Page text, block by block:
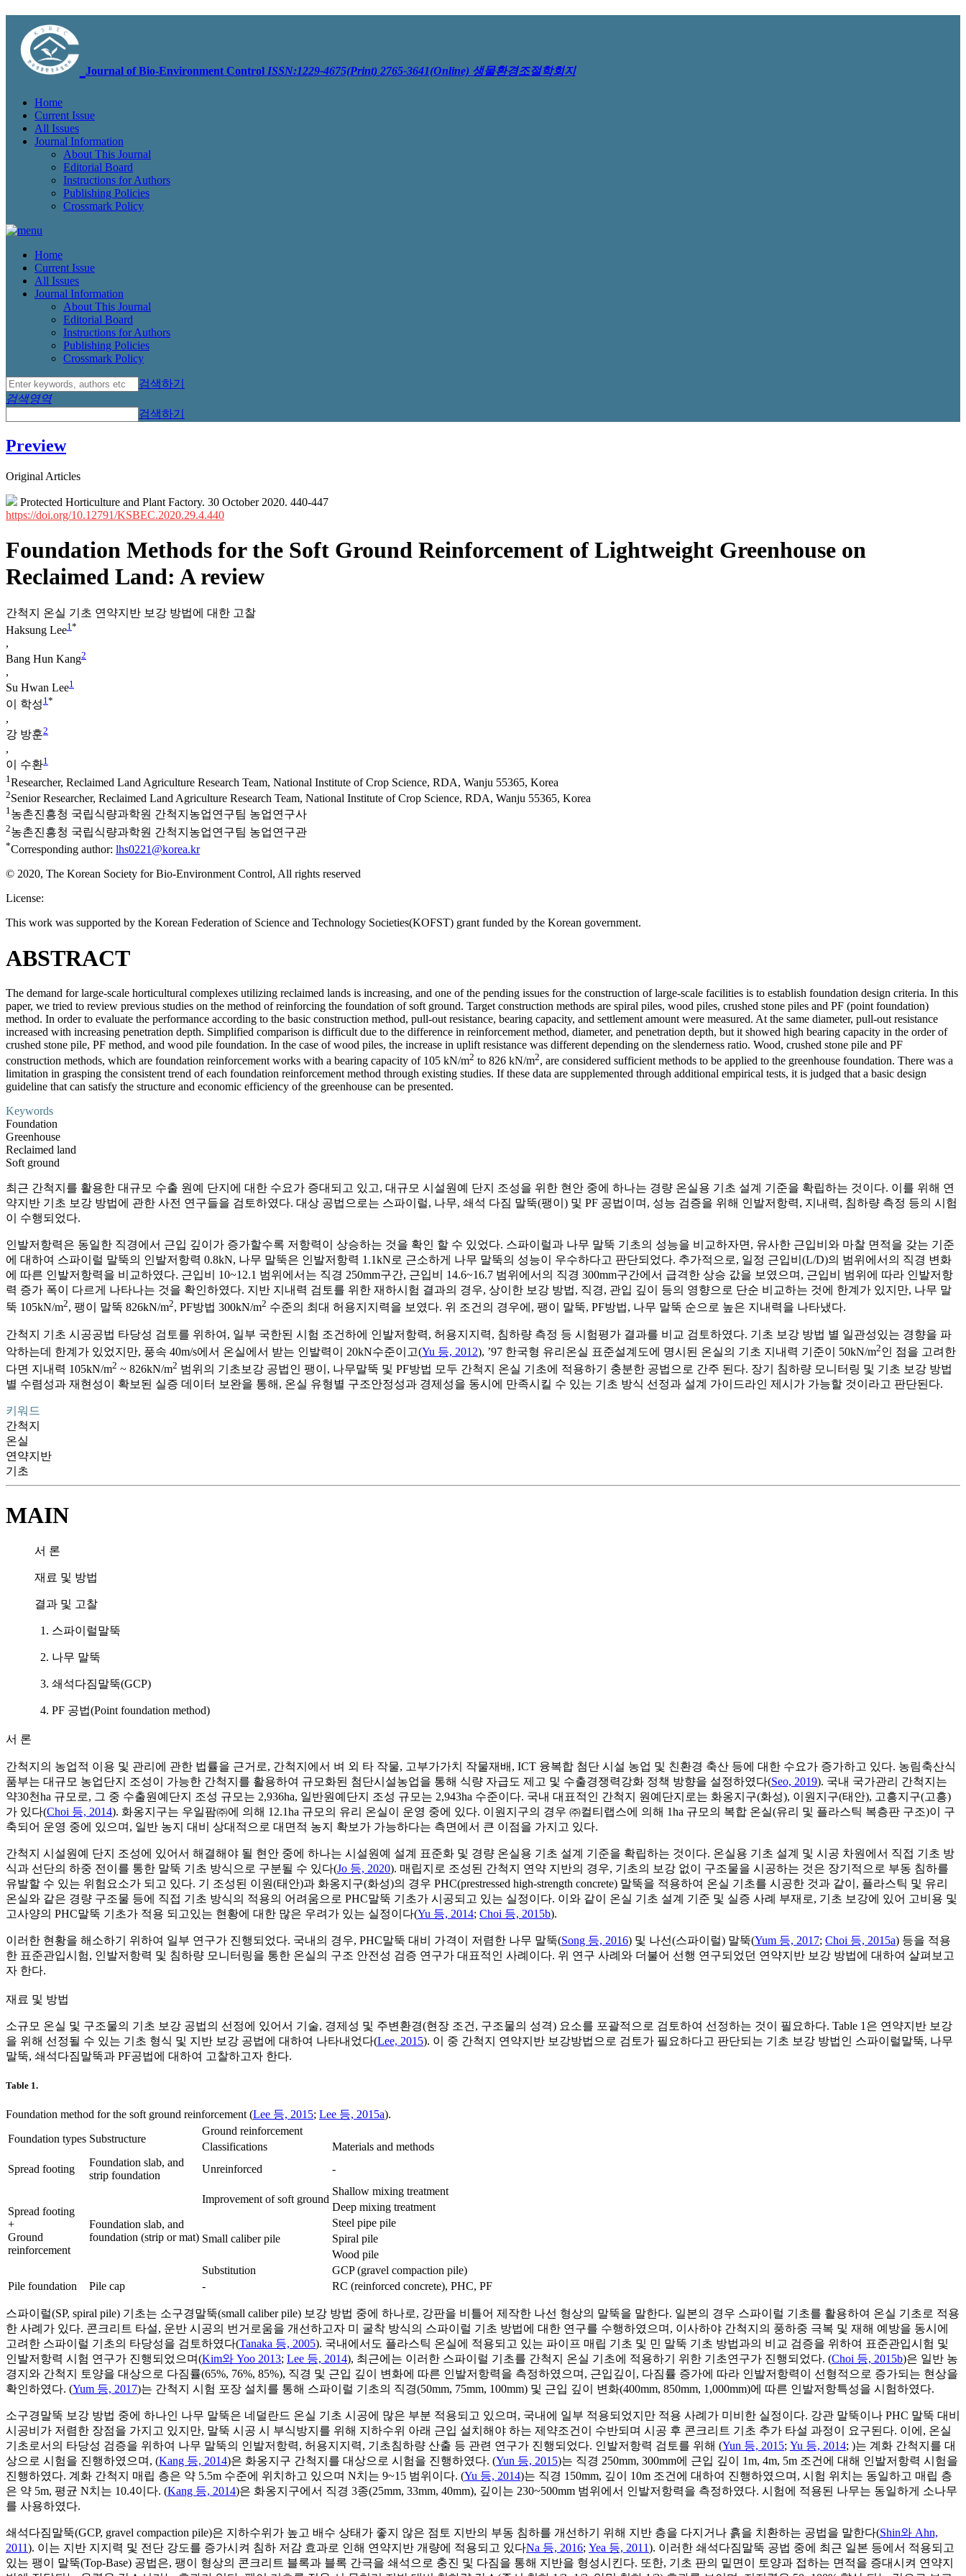
Journal of Bio-Environment Control ISSN:1229-4675(Print) 2765-3641(Online) 생물환경조절학회지
Home
Current Issue
All Issues
Journal Information
About This Journal
Editorial Board
Instructions for Authors
Publishing Policies
Crossmark Policy
Home
Current Issue
All Issues
Journal Information
About This Journal
Editorial Board
Instructions for Authors
Publishing Policies
Crossmark Policy
검색하기
검색영역
검색하기
Preview
Original Articles
Protected Horticulture and Plant Factory. 30 October 2020. 440-447
https://doi.org/10.12791/KSBEC.2020.29.4.440
Foundation Methods for the Soft Ground Reinforcement of Lightweight Greenhouse on
Reclaimed Land: A review
간척지 온실 기초 연약지반 보강 방법에 대한 고찰
Haksung Lee1 *
,
Bang Hun Kang2
,
Su Hwan Lee1
이 학성 1 *
,
강 방훈2
,
이 수환1
1 Researcher, Reclaimed Land Agriculture Research Team, National Institute of Crop Science, RDA, Wanju 55365, Korea
2Senior Researcher, Reclaimed Land Agriculture Research Team, National Institute of Crop Science, RDA, Wanju 55365, Korea
1농촌진흥청 국립식량과학원 간척지농업연구팀 농업연구사
2농촌진흥청 국립식량과학원 간척지농업연구팀 농업연구관
*Corresponding author: lhs0221@korea.kr
© 2020, The Korean Society for Bio-Environment Control, All rights reserved
License:
This work was supported by the Korean Federation of Science and Technology Societies(KOFST) grant funded by the Korean government.
ABSTRACT
The demand for large-scale horticultural complexes utilizing reclaimed lands is increasing, and one of the pending issues for the construction of large-scale facilities is to establish foundation design criteria. In this
paper, we tried to review previous studies on the method of reinforcing the foundation of soft ground. Target construction methods are spiral piles, wood piles, crushed stone piles and PF (point foundation)
method. In order to evaluate the performance according to the basic construction method, pull-out resistance, bearing capacity, and settlement amount were measured. At the same diameter, pull-out resistance
increased with increasing penetration depth. Simplified comparison is difficult due to the difference in reinforcement method, diameter, and penetration depth, but it showed high bearing capacity in the order of
crushed stone pile, PF method, and wood pile foundation. In the case of wood piles, the increase in uplift resistance was different depending on the slenderness ratio. Wood, crushed stone pile and PF
construction methods, which are foundation reinforcement works with a bearing capacity of 105 kN/m2 to 826 kN/m2, are considered sufficient methods to be applied to the greenhouse foundation. There was a
limitation in grasping the consistent trend of each foundation reinforcement method through existing studies. If these data are supplemented through additional empirical tests, it is judged that a basic design
guideline that can satisfy the structure and economic efficiency of the greenhouse can be presented.
Keywords
Foundation
Greenhouse
Reclaimed land
Soft ground
최근 간척지를 활용한 대규모 수출 원예 단지에 대한 수요가 증대되고 있고, 대규모 시설원예 단지 조성을 위한 현안 중에 하나는 경량 온실용 기초 설계 기준을 확립하는 것이다. 이를 위해 연
약지반 기초 보강 방법에 관한 사전 연구들을 검토하였다. 대상 공법으로는 스파이럴, 나무, 쇄석 다짐 말뚝(팽이) 및 PF 공법이며, 성능 검증을 위해 인발저항력, 지내력, 침하량 측정 등의 시험
이 수행되었다.
인발저항력은 동일한 직경에서 근입 깊이가 증가할수록 저항력이 상승하는 것을 확인 할 수 있었다. 스파이럴과 나무 말뚝 기초의 성능을 비교하자면, 유사한 근입비와 마찰 면적을 갖는 기준
에 대하여 스파이럴 말뚝의 인발저항력 0.8kN, 나무 말뚝은 인발저항력 1.1kN로 근소하게 나무 말뚝의 성능이 우수하다고 판단되었다. 추가적으로, 일정 근입비(L/D)의 범위에서의 직경 변화
에 따른 인발저항력을 비교하였다. 근입비 10~12.1 범위에서는 직경 250mm구간, 근입비 14.6~16.7 범위에서의 직경 300mm구간에서 급격한 상승 값을 보였으며, 근입비 범위에 따라 인발저항
력 증가 폭이 다르게 나타나는 것을 확인하였다. 지반 지내력 검토를 위한 재하시험 결과의 경우, 상이한 보강 방법, 직경, 관입 깊이 등의 영향으로 단순 비교하는 것에 한계가 있지만, 나무 말
뚝 105kN/m2, 팽이 말뚝 826kN/m2, PF방법 300kN/m2 수준의 최대 허용지지력을 보였다. 위 조건의 경우에, 팽이 말뚝, PF방법, 나무 말뚝 순으로 높은 지내력을 나타냈다.
간척지 기초 시공공법 타당성 검토를 위하여, 일부 국한된 시험 조건하에 인발저항력, 허용지지력, 침하량 측정 등 시험평가 결과를 비교 검토하였다. 기초 보강 방법 별 일관성있는 경향을 파
악하는데 한계가 있었지만, 풍속 40m/s에서 온실에서 받는 인발력이 20kN수준이고(Yu 등, 2012), ’97 한국형 유리온실 표준설계도에 명시된 온실의 기초 지내력 기준이 50kN/m2인 점을 고려한
다면 지내력 105kN/m2 ~ 826kN/m2 범위의 기초보강 공법인 팽이, 나무말뚝 및 PF방법 모두 간척지 온실 기초에 적용하기 충분한 공법으로 간주 된다. 장기 침하량 모니터링 및 기초 보강 방법
별 수렴성과 재현성이 확보된 실증 데이터 보완을 통해, 온실 유형별 구조안정성과 경제성을 동시에 만족시킬 수 있는 기초 방식 선정과 설계 가이드라인 제시가 가능할 것이라고 판단된다.
키워드
간척지
온실
연약지반
기초
MAIN
서 론
재료 및 방법
결과 및 고찰
1. 스파이럴말뚝
2. 나무 말뚝
3. 쇄석다짐말뚝(GCP)
4. PF 공법(Point foundation method)
서 론
간척지의 농업적 이용 및 관리에 관한 법률을 근거로, 간척지에서 벼 외 타 작물, 고부가가치 작물재배, ICT 융복합 첨단 시설 농업 및 친환경 축산 등에 대한 수요가 증가하고 있다. 농림축산식
품부는 대규모 농업단지 조성이 가능한 간척지를 활용하여 규모화된 첨단시설농업을 통해 식량 자급도 제고 및 수출경쟁력강화 정책 방향을 설정하였다(Seo, 2019). 국내 국가관리 간척지는
약30천ha 규모로, 그 중 수출원예단지 조성 규모는 2,936ha, 일반원예단지 조성 규모는 2,943ha 수준이다. 국내 대표적인 간척지 원예단지로는 화옹지구(화성), 이원지구(태안), 고흥지구(고흥)
가 있다(Choi 등, 2014). 화옹지구는 우일팜㈜에 의해 12.1ha 규모의 유리 온실이 운영 중에 있다. 이원지구의 경우 ㈜컬티랩스에 의해 1ha 규모의 복합 온실(유리 및 플라스틱 복층판 구조)이 구
축되어 운영 중에 있으며, 일반 농지 대비 상대적으로 대면적 농지 확보가 가능하다는 측면에서 큰 이점을 가지고 있다.
간척지 시설원예 단지 조성에 있어서 해결해야 될 현안 중에 하나는 시설원예 설계 표준화 및 경량 온실용 기초 설계 기준을 확립하는 것이다. 온실용 기초 설계 및 시공 차원에서 직접 기초 방
식과 선단의 하중 전이를 통한 말뚝 기초 방식으로 구분될 수 있다(Jo 등, 2020). 매립지로 조성된 간척지 연약 지반의 경우, 기초의 보강 없이 구조물을 시공하는 것은 장기적으로 부동 침하를
유발할 수 있는 위험요소가 되고 있다. 기 조성된 이원(태안)과 화옹지구(화성)의 경우 PHC(prestressed high-strength concrete) 말뚝을 적용하여 온실 기초를 시공한 것과 같이, 플라스틱 및 유리
온실와 같은 경량 구조물 등에 직접 기초 방식의 적용의 어려움으로 PHC말뚝 기초가 시공되고 있는 실정이다. 이와 같이 온실 기초 설계 기준 및 실증 사례 부재로, 기초 보강에 있어 고비용 및
고사양의 PHC말뚝 기초가 적용 되고있는 현황에 대한 많은 우려가 있는 실정이다(Yu 등, 2014; Choi 등, 2015b).
이러한 현황을 해소하기 위하여 일부 연구가 진행되었다. 국내의 경우, PHC말뚝 대비 가격이 저렴한 나무 말뚝(Song 등, 2016) 및 나선(스파이럴) 말뚝(Yum 등, 2017; Choi 등, 2015a) 등을 적용
한 표준관입시험, 인발저항력 및 침하량 모니터링을 통한 온실의 구조 안전성 검증 연구가 대표적인 사례이다. 위 연구 사례와 더불어 선행 연구되었던 연약지반 보강 방법에 대하여 살펴보고
자 한다.
재료 및 방법
소규모 온실 및 구조물의 기초 보강 공법의 선정에 있어서 기술, 경제성 및 주변환경(현장 조건, 구조물의 성격) 요소를 포괄적으로 검토하여 선정하는 것이 필요하다. Table 1은 연약지반 보강
을 위해 선정될 수 있는 기초 형식 및 지반 보강 공법에 대하여 나타내었다(Lee, 2015). 이 중 간척지 연약지반 보강방법으로 검토가 필요하다고 판단되는 기초 보강 방법인 스파이럴말뚝, 나무
말뚝, 쇄석다짐말뚝과 PF공법에 대하여 고찰하고자 한다.
Table 1.
Foundation method for the soft ground reinforcement (Lee 등, 2015; Lee 등, 2015a).
Foundation types Substructure
Ground reinforcement
Classifications
Materials and methods
Spread footing
Foundation slab, and
strip foundation
Unreinforced -
Spread footing
+
Ground
reinforcement
Foundation slab, and
foundation (strip or mat)
Improvement of soft ground
Shallow mixing treatment
Deep mixing treatment
Small caliber pile
Steel pipe pile
Spiral pile
Wood pile
Substitution
GCP (gravel compaction pile)
Pile foundation
Pile cap - RC (reinforced concrete), PHC, PF
스파이럴(SP, spiral pile) 기초는 소구경말뚝(small caliber pile) 보강 방법 중에 하나로, 강판을 비틀어 제작한 나선 형상의 말뚝을 말한다. 일본의 경우 스파이럴 기초를 활용하여 온실 기초로 적용
한 사례가 있다. 콘크리트 타설, 운반 시공의 번거로움을 개선하고자 미 굴착 방식의 스파이럴 기초 방법에 대한 연구를 수행하였으며, 이사하야 간척지의 풍하중 극복 및 재해 예방을 동시에
고려한 스파이럴 기초의 타당성을 검토하였다(Tanaka 등, 2005). 국내에서도 플라스틱 온실에 적용되고 있는 파이프 매립 기초 및 민 말뚝 기초 방법과의 비교 검증을 위하여 표준관입시험 및
인발저항력 시험 연구가 진행되었으며(Kim와 Yoo 2013; Lee 등, 2014), 최근에는 이러한 스파이럴 기초를 간척지 온실 기초에 적용하기 위한 기초연구가 진행되었다. (Choi 등, 2015b)은 일반 농
경지와 간척지 토양을 대상으로 다짐률(65%, 76%, 85%), 직경 및 근입 깊이 변화에 따른 인발저항력을 측정하였으며, 근입깊이, 다짐률 증가에 따라 인발저항력이 선형적으로 증가되는 현상을
확인하였다. (Yum 등, 2017)는 간척지 시험 포장 설치를 통해 스파이럴 기초의 직경(50mm, 75mm, 100mm) 및 근입 깊이 변화(400mm, 850mm, 1,000mm)에 따른 인발저항특성을 시험하였다.
소구경말뚝 보강 방법 중에 하나인 나무 말뚝은 네덜란드 온실 기초 시공에 많은 부분 적용되고 있으며, 국내에 일부 적용되었지만 적용 사례가 미비한 실정이다. 강관 말뚝이나 PHC 말뚝 대비
시공비가 저렴한 장점을 가지고 있지만, 말뚝 시공 시 부식방지를 위해 지하수위 아래 근입 설치해야 하는 제약조건이 수반되며 시공 후 콘크리트 기초 추가 타설 과정이 요구된다. 이에, 온실
기초로서의 타당성 검증을 위하여 나무 말뚝의 인발저항력, 허용지지력, 기초침하량 산출 등 관련 연구가 진행되었다. 인발저항력 검토를 위해 (Yun 등, 2015; Yu 등, 2014; )는 계화 간척지를 대
상으로 시험을 진행하였으며, (Kang 등, 2014)은 화옹지구 간척지를 대상으로 시험을 진행하였다. (Yun 등, 2015)는 직경 250mm, 300mm에 근입 깊이 1m, 4m, 5m 조건에 대해 인발저항력 시험을
진행하였다. 계화 간척지 매립 층은 약 5.5m 수준에 위치하고 있으며 N치는 9~15 범위이다. (Yu 등, 2014)는 직경 150mm, 깊이 10m 조건에 대하여 진행하였으며, 시험 위치는 동일하고 매립 층
은 약 5m, 평균 N치는 10.4이다. (Kang 등, 2014)은 화옹지구에서 직경 3종(25mm, 33mm, 40mm), 깊이는 230~500mm 범위에서 인발저항력을 측정하였다. 시험에 적용된 나무는 동일하게 소나무
를 사용하였다.
쇄석다짐말뚝(GCP, gravel compaction pile)은 지하수위가 높고 배수 상태가 좋지 않은 점토 지반의 부동 침하를 개선하기 위해 지반 층을 다지거나 흙을 치환하는 공법을 말한다(Shin와 Ahn,
2011). 이는 지반 지지력 및 전단 강도를 증가시켜 침하 저감 효과로 인해 연약지반 개량에 적용되고 있다Na 등, 2016; Yea 등, 2011). 이러한 쇄석다짐말뚝 공법 중에 최근 일본 등에서 적용되고
있는 팽이 말뚝(Top-Base) 공법은, 팽이 형상의 콘크리트 블록과 블록 간극을 쇄석으로 충진 및 다짐을 통해 지반을 형성시킨다. 또한, 기초 판의 밑면이 토양과 접하는 면적을 증대시켜 연약지